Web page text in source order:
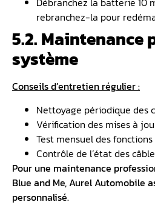
rebranchez-la pour
5.2. Maintenance
système
Conseils d’entretien régulier :
Nettoyage périodique des
Vérification des mises à
Test mensuel des
Contrôle de l’état des
Pour une maintenance
Blue and Me, Aurel Automobile
personnalisé.